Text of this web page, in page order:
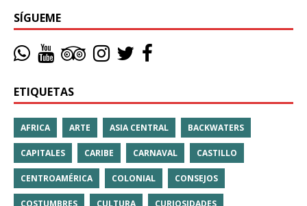
SÍGUEME
ETIQUETAS
AFRICA ARTE ASIA CENTRAL BACKWATERS
CAPITALES CARIBE CARNAVAL CASTILLO
CENTROAMÉRICA COLONIAL CONSEJOS